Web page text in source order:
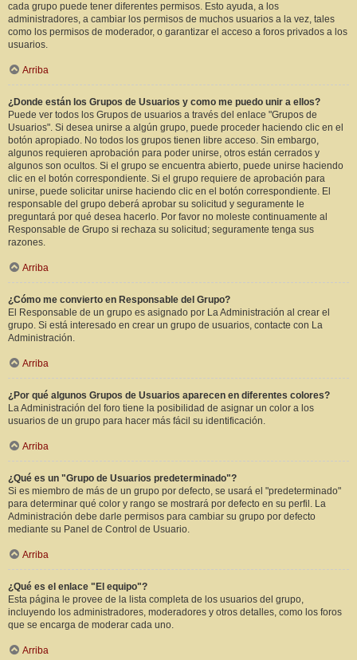
cada grupo puede tener diferentes permisos. Esto ayuda, a los
administradores, a cambiar los permisos de muchos usuarios a la vez, tales
como los permisos de moderador, o garantizar el acceso a foros privados a los
usuarios.
Arriba
¿Donde están los Grupos de Usuarios y como me puedo unir a ellos?
Puede ver todos los Grupos de usuarios a través del enlace "Grupos de
Usuarios". Si desea unirse a algún grupo, puede proceder haciendo clic en el
botón apropiado. No todos los grupos tienen libre acceso. Sin embargo,
algunos requieren aprobación para poder unirse, otros están cerrados y
algunos son ocultos. Si el grupo se encuentra abierto, puede unirse haciendo
clic en el botón correspondiente. Si el grupo requiere de aprobación para
unirse, puede solicitar unirse haciendo clic en el botón correspondiente. El
responsable del grupo deberá aprobar su solicitud y seguramente le
preguntará por qué desea hacerlo. Por favor no moleste continuamente al
Responsable de Grupo si rechaza su solicitud; seguramente tenga sus
razones.
Arriba
¿Cómo me convierto en Responsable del Grupo?
El Responsable de un grupo es asignado por La Administración al crear el
grupo. Si está interesado en crear un grupo de usuarios, contacte con La
Administración.
Arriba
¿Por qué algunos Grupos de Usuarios aparecen en diferentes colores?
La Administración del foro tiene la posibilidad de asignar un color a los
usuarios de un grupo para hacer más fácil su identificación.
Arriba
¿Qué es un "Grupo de Usuarios predeterminado"?
Si es miembro de más de un grupo por defecto, se usará el "predeterminado"
para determinar qué color y rango se mostrará por defecto en su perfil. La
Administración debe darle permisos para cambiar su grupo por defecto
mediante su Panel de Control de Usuario.
Arriba
¿Qué es el enlace "El equipo"?
Esta página le provee de la lista completa de los usuarios del grupo,
incluyendo los administradores, moderadores y otros detalles, como los foros
que se encarga de moderar cada uno.
Arriba